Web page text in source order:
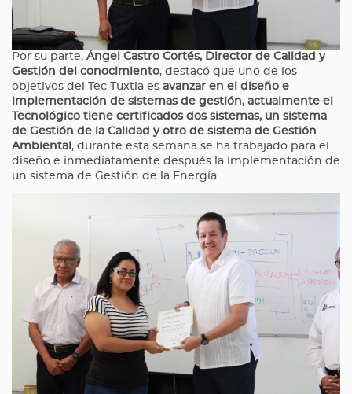
Por su parte, Ángel Castro Cortés, Director de Calidad y
Gestión del conocimiento, destacó que uno de los
objetivos del Tec Tuxtla es avanzar en el diseño e
implementación de sistemas de gestión, actualmente el
Tecnológico tiene certificados dos sistemas, un sistema
de Gestión de la Calidad y otro de sistema de Gestión
Ambiental , durante esta semana se ha trabajado para el
diseño e inmediatamente después la implementación de
un sistema de Gestión de la Energía.